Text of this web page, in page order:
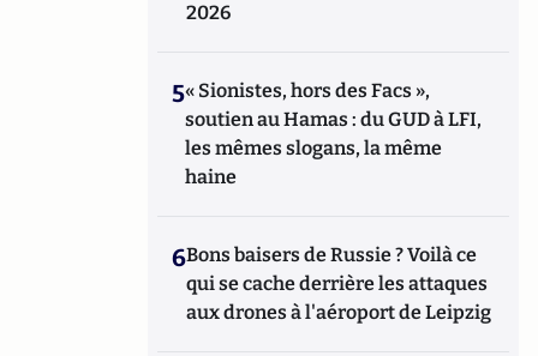
et pratique de la contre ingérence
protection de l'information en ligne » du «
Manuel d'intelligence économique » paru en
2020 aux Presses Universitaires de France
(PUF).
2026
5« Sionistes, hors des Facs »,
soutien au Hamas : du GUD à LFI,
les mêmes slogans, la même
haine
6Bons baisers de Russie ? Voilà ce
qui se cache derrière les attaques
aux drones à l'aéroport de Leipzig